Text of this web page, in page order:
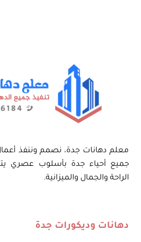
معلم دهانات جدة، نصمم وننفذ
جميع أحياء جدة بأسلوب عصري
الراحة والجمال والميزانية.
دهانات وديكورات جدة